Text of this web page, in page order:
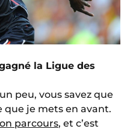
la Ligue des
peu, vous savez que
que je mets en avant.
parcours, et c’est